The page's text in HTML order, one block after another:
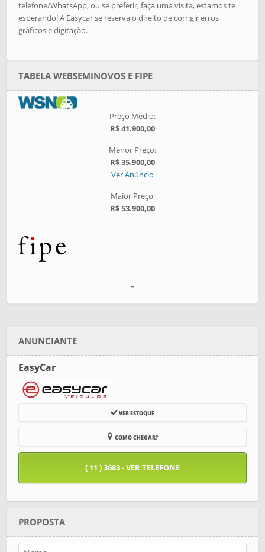
telefone/WhatsApp, ou se preferir, faça uma visita, estamos te
esperando! A Easycar se reserva o direito de corrigir erros
gráficos e digitação.
TABELA WEBSEMINOVOS E FIPE
Preço Médio:
R$ 41.900,00
Menor Preço:
R$ 35.900,00
Ver Anúncio
Maior Preço:
R$ 53.900,00
-
ANUNCIANTE
EasyCar
VER ESTOQUE
COMO CHEGAR?
( 11 ) 3683 - VER TELEFONE
PROPOSTA